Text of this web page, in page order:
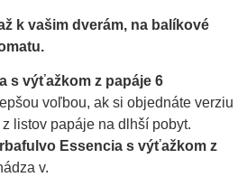
k vašim dverám, na balíkové
s výťažkom z papáje 6
voľbou, ak si objednáte verziu
listov papáje na dlhší pobyt.
Essencia s výťažkom z
v.